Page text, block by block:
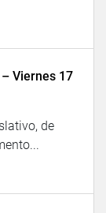
Viernes 17
de